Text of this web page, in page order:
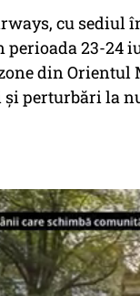
cu sediul
perioada 23-24
din Orientul
perturbări la